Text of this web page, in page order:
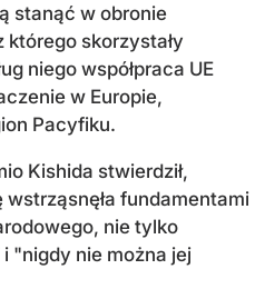
stanąć w obronie
skorzystały
niego współpraca UE
w Europie,
Pacyfiku.
Kishida stwierdził,
wstrząsnęła fundamentami
nie tylko
"nigdy nie można jej